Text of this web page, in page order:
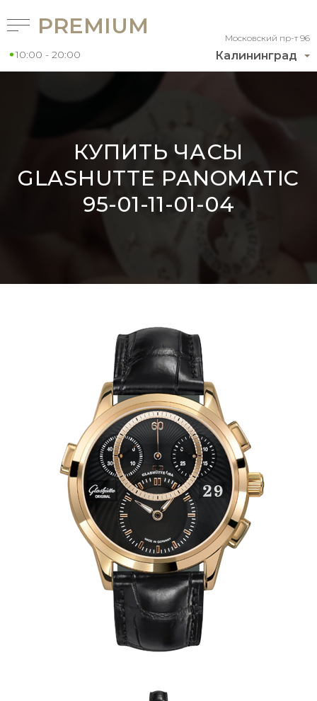
Калининград
Московский пр-т 96
PREMIUM
10:00 - 20:00
КУПИТЬ ЧАСЫ
GLASHUTTE PANOMATIC
95-01-11-01-04